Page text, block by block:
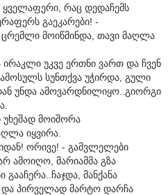
რაც დედაჩემს
გაეკარები! -
ცრემლი მოიწმინდა, თავი მაღლა
უკვე ერთნი ვართ და ჩვენ
სუნთქვა უჭირდა, გული
უნდა ამოვარდნილიყო..გიორგი
უხეშად მოიშორა
იყვირა.
ორივე! - გამვლელები
ამოიღო, მარიამმა გზა
მანქანა
და პირველად მარტო დარჩა